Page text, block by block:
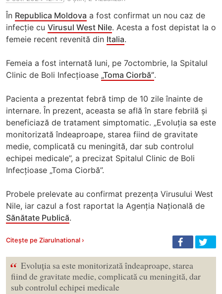
În Republica Moldova a fost confirmat un nou caz de
infecție cu Virusul West Nile. Acesta a fost depistat la o
femeie recent revenită din Italia.
Femeia a fost internată luni, pe 7octombrie, la Spitalul
Clinic de Boli Infecțioase „Toma Ciorbă”.
Pacienta a prezentat febră timp de 10 zile înainte de
internare. În prezent, aceasta se află în stare febrilă și
beneficiază de tratament simptomatic. „Evoluția sa este
monitorizată îndeaproape, starea fiind de gravitate
medie, complicată cu meningită, dar sub controlul
echipei medicale”, a precizat Spitalul Clinic de Boli
Infecțioase „Toma Ciorbă”.
Probele prelevate au confirmat prezența Virusului West
Nile, iar cazul a fost raportat la Agenția Națională de
Sănătate Publică.
Citește pe Ziarulnational ›
“ Evoluția sa este monitorizată îndeaproape, starea
fiind de gravitate medie, complicată cu meningită, dar
sub controlul echipei medicale